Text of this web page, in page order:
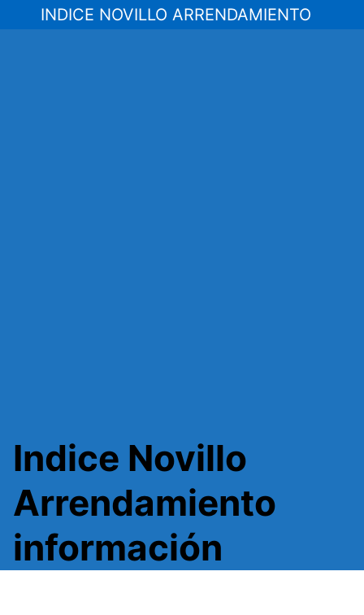
al
INDICE NOVILLO ARRENDAMIENTO
Indice Novillo
Arrendamiento
información